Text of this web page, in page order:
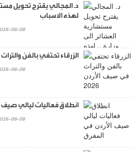
د. المجالي يقترح تحويل
لهذه الاسباب
08-08
الزرقاء تحتفي بالفن والتراث
08-08
انطلاق فعاليات ليالي صيف
08-08